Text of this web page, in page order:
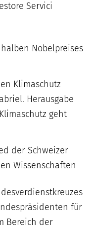
Servici
Nobelpreises
Klimaschutz
Herausgabe
geht
der Schweizer
Wissenschaften
für
Bereich der